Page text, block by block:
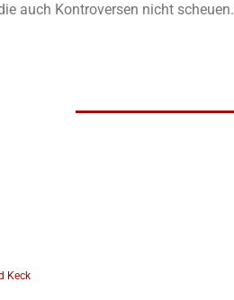
auch Kontroversen nicht scheuen.
Keck